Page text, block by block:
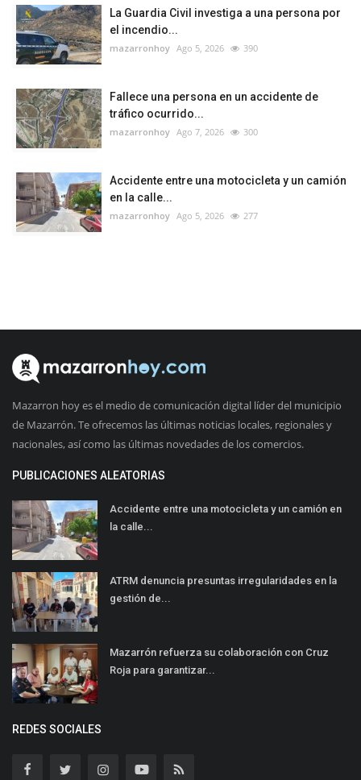
La Guardia Civil investiga a una persona por
el incendio...
mazarronhoy Ago 5, 2026 390
Fallece una persona en un accidente de
tráfico ocurrido...
mazarronhoy Ago 7, 2026 300
Accidente entre una motocicleta y un camión
en la calle...
mazarronhoy Ago 5, 2026 277
Mazarron hoy es el medio de comunicación digital líder del municipio
de Mazarrón. Te ofrecemos las últimas noticias locales, regionales y
nacionales, así como las últimas novedades de los comercios.
PUBLICACIONES ALEATORIAS
Accidente entre una motocicleta y un camión en
la calle...
ATRM denuncia presuntas irregularidades en la
gestión de...
Mazarrón refuerza su colaboración con Cruz
Roja para garantizar...
REDES SOCIALES